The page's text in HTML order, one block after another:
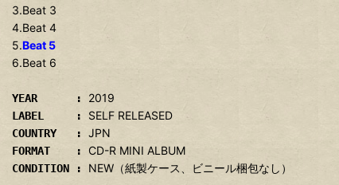
3.Beat 3
4.Beat 4
5.Beat 5
6.Beat 6
YEAR : 2019
LABEL : SELF RELEASED
COUNTRY : JPN
FORMAT : CD-R MINI ALBUM
CONDITION : NEW（紙製ケース、ビニール梱包なし）